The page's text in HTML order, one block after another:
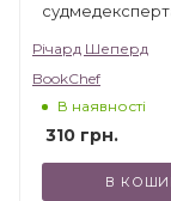
Річард Шеперд
BookChef
В наявності
310 грн.
В